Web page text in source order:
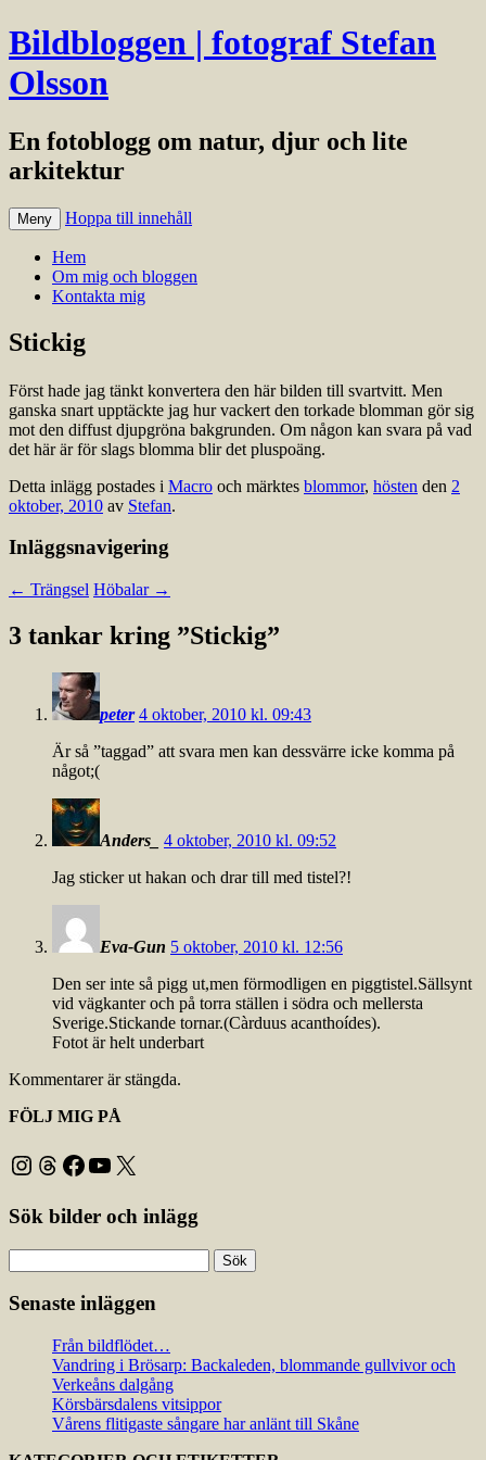
Bildbloggen | fotograf Stefan
Olsson
En fotoblogg om natur, djur och lite
arkitektur
Meny Hoppa till innehåll
Hem
Om mig och bloggen
Kontakta mig
Stickig
Först hade jag tänkt konvertera den här bilden till svartvitt. Men
ganska snart upptäckte jag hur vackert den torkade blomman gör sig
mot den diffust djupgröna bakgrunden. Om någon kan svara på vad
det här är för slags blomma blir det pluspoäng.
Detta inlägg postades i Macro och märktes blommor, hösten den 2
oktober, 2010 av Stefan.
Inläggsnavigering
← Trängsel Höbalar →
3 tankar kring ”Stickig”
peter 4 oktober, 2010 kl. 09:43
Är så ”taggad” att svara men kan dessvärre icke komma på
något;(
Anders_
4 oktober, 2010 kl. 09:52
Jag sticker ut hakan och drar till med tistel?!
Eva-Gun 5 oktober, 2010 kl. 12:56
Den ser inte så pigg ut,men förmodligen en piggtistel.Sällsynt
vid vägkanter och på torra ställen i södra och mellersta
Sverige.Stickande tornar.(Càrduus acanthoídes).
Fotot är helt underbart
Kommentarer är stängda.
FÖLJ MIG PÅ
Instagram
Threads
Facebook
YouTube
X
Sök bilder och inlägg
efter:
Senaste inläggen
Från bildflödet…
Vandring i Brösarp: Backaleden, blommande gullvivor och
Verkeåns dalgång
Körsbärsdalens vitsippor
Vårens flitigaste sångare har anlänt till Skåne